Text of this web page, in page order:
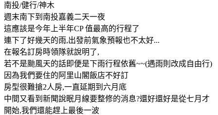
南投/健行/神木
週末南下到南投嘉義二天一夜
這應該是今年上半年CP 值最高的行程了
連下了好幾天的雨,出發前氣象預報也不太好...
在報名訂房時領隊就說明了,
若不是颱風天的話即便是下雨行程依舊~~(遇雨則改成自由行)
因為我們要住的阿里山閣飯店不好訂
房型很難搶2人房,一直延期到六月底
中間又看到新聞說眠月線要整修的消息?還好還好是從七月才
開始,我們還能趕上最後一波